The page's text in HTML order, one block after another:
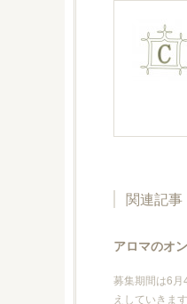
関連記事
アロマのオ
募集期間は6
えしていきま